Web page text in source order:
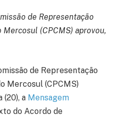
de Representação
(CPCMS) aprovou,
de Representação
Mercosul (CPCMS)
a Mensagem
do Acordo de